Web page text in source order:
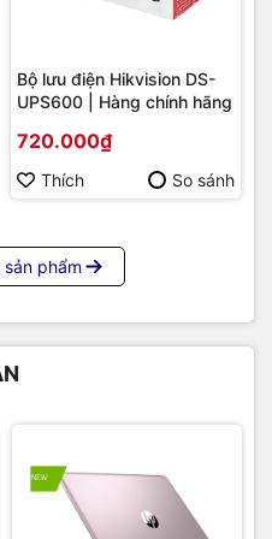
để duy trì nhiệt độ ổn định
Bộ lưu điện Hikvision DS-
UPS600 | Hàng chính hãng
720.000₫
Thích So sánh
phẩm